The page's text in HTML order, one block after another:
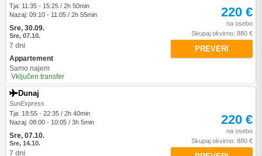
Tja: 11:35 - 15:25 / 2h 50min
Nazaj: 09:10 - 11:05 / 2h 55min
Sre, 30.09.
Sre, 07.10.
7 dni
Appartement
Samo najem
Vključen transfer
220 €
na osebo
Skupaj okvirno: 880 €
PREVERI
Dunaj
SunExpress
Tja: 18:55 - 22:35 / 2h 40min
Nazaj: 08:00 - 10:05 / 3h 5min
Sre, 07.10.
Sre, 14.10.
7 dni
220 €
na osebo
Skupaj okvirno: 880 €